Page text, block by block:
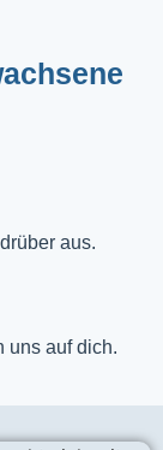
aus.
uns auf dich.